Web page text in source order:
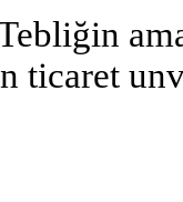
ticaret